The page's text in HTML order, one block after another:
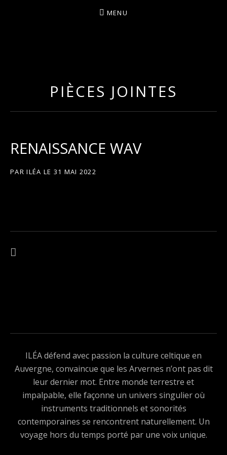
MENU
PIÈCES JOINTES
RENAISSANCE WAV
PARILÉA LE 31 MAI 2022
Navigation de l’article
ILÉA défend avec passion la culture celtique en
Auvergne, convaincue que les Arvernes n’ont pas dit
leur dernier mot. Entre monde terrestre et
impalpable, elle façonne un univers singulier où
instruments traditionnels et sonorités
contemporaines se rencontrent naturellement. Un
voyage hors du temps porté par une voix unique.